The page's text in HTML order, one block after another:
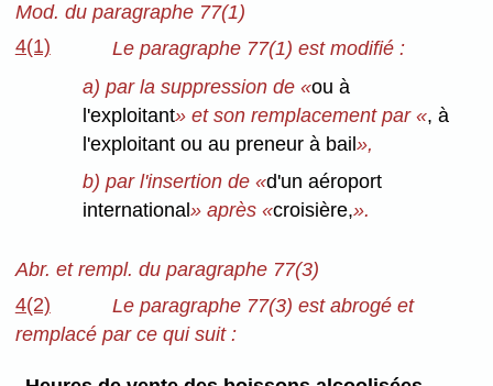
Mod. du paragraphe 77(1)
4(1)
Le paragraphe 77(1) est modifié :
a) par la suppression de «ou à
l'exploitant» et son remplacement par «, à
l'exploitant ou au preneur à bail»,
b) par l'insertion de «d'un aéroport
international» après «croisière,».
Abr. et rempl. du paragraphe 77(3)
4(2)
Le paragraphe 77(3) est abrogé et
remplacé par ce qui suit :